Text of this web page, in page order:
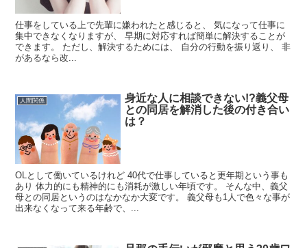
仕事をしている上で先輩に嫌われたと感じると、 気になって仕事に
集中できなくなりますが、 早期に対応すれば簡単に解決することが
できます。 ただし、解決するためには、 自分の行動を振り返り、 非
があるなら改...
人間関係
身近な人に相談できない!?義父母
との同居を解消した後の付き合い
は？
OLとして働いているけれど 40代で仕事していると更年期という事も
あり 体力的にも精神的にも消耗が激しい年頃です。 そんな中、義父
母との同居というのはなかなか大変です。 義父母も1人で色々な事が
出来なくなって来る年齢で、...